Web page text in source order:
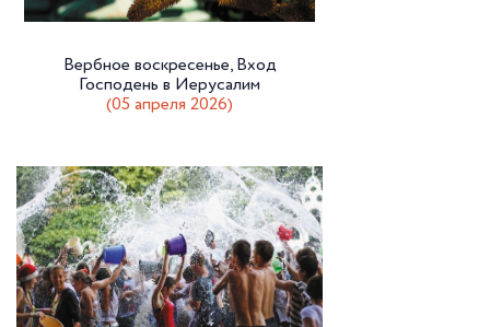
Вербное воскресенье, Вход
Господень в Иерусалим
(05 апреля 2026)